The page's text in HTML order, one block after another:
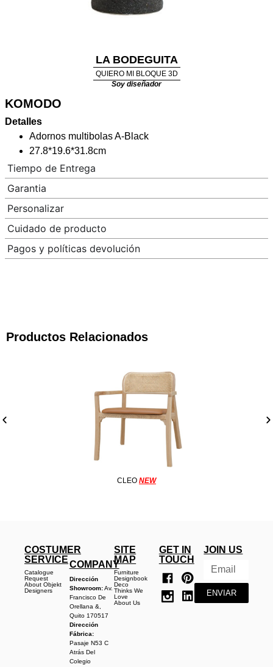
LA BODEGUITA
QUIERO MI BLOQUE 3D
Soy diseñador
KOMODO
Detalles
Adornos multibolas A-Black
27.8*19.6*31.8cm
Tiempo de Entrega
Garantia
Personalizar
Cuidado de producto
Pagos y políticas devolución
Productos Relacionados
CLEO NEW
COSTUMER
SERVICE
Catalogue
Request
About Objekt
Designers
COMPANY
Dirección
Showroom:Av.
Francisco De
Orellana &,
Quito 170517
Dirección
Fábrica:
Pasaje N53 C
Atrás Del
Colegio
SITE
MAP
Furniture
Designbook
Deco
Thinks We
Love
About Us
GET IN
TOUCH
JOIN US
ENVIAR